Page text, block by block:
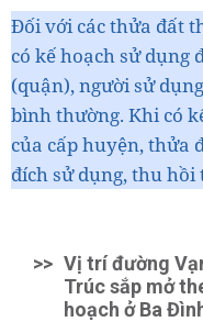
Đối với các thửa đất
có kế hoạch sử dụng
(quận), người sử
bình thường. Khi có
của cấp huyện, thửa
đích sử dụng, thu hồi
>> Vị trí đường
Trúc sắp mở
hoạch ở Ba